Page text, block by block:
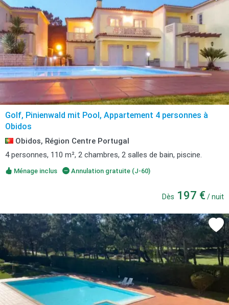
Golf, Pinienwald mit Pool, Appartement 4 personnes à
Obidos
Obidos, Région Centre Portugal
4 personnes, 110 m², 2 chambres, 2 salles de bain, piscine.
Ménage inclus Annulation gratuite (J-60)
Dès 197 € / nuit